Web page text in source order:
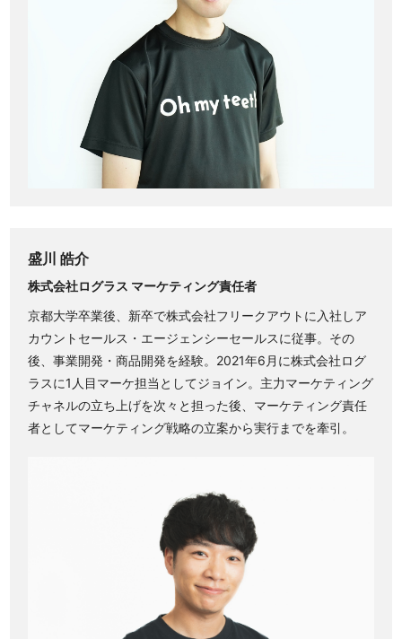
盛川 皓介
株式会社ログラス マーケティング責任者
京都大学卒業後、新卒で株式会社フリークアウトに入社しア
カウントセールス・エージェンシーセールスに従事。その
後、事業開発・商品開発を経験。2021年6月に株式会社ログ
ラスに1人目マーケ担当としてジョイン。主力マーケティング
チャネルの立ち上げを次々と担った後、マーケティング責任
者としてマーケティング戦略の立案から実行までを牽引。